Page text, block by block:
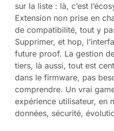
sur la liste : là, c’est
Extension non prise en
de compatibilité, tout y
Supprimer, et hop,
future proof. La gestion
tiers, là aussi, tout est
dans le firmware, pas
comprendre. Un vrai
expérience utilisateur, en
données, sécurité,